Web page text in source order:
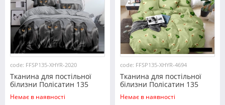
code: FFSP135-XHYR-2020
Тканина для постільної
білизни Полісатин 135
SP135-XHYR-2020 (60м)
Немає в наявності
code: FFSP135-XHYR-4694
Тканина для постільної
білизни Полісатин 135
SP135-XHYR-4694 (60м)
Немає в наявності